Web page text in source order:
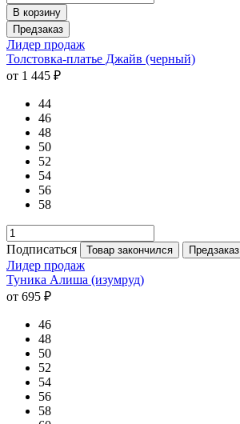
В корзину
Предзаказ
Лидер продаж
Толстовка-платье Джайв (черный)
от 1 445 ₽
44
46
48
50
52
54
56
58
Подписаться Товар закончился Предзаказ
Лидер продаж
Туника Алиша (изумруд)
от 695 ₽
46
48
50
52
54
56
58